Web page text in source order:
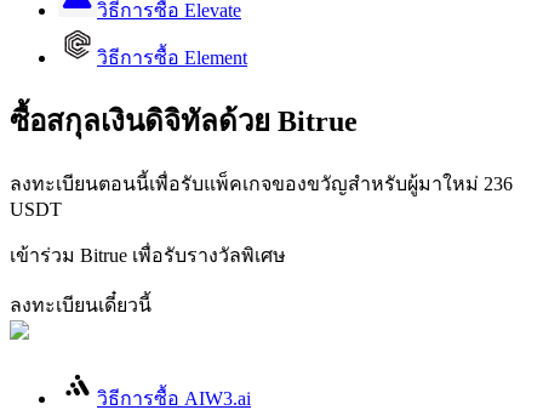
คู่มือเริ่มต้นฟิวเจอร์ส
กลยุทธ์การซื้อขาย
วิธีการซื้อ Elevate
วิธีการซื้อ Element
ซื้อสกุลเงินดิจิทัลด้วย Bitrue
ลงทะเบียนตอนนี้เพื่อรับแพ็คเกจของขวัญสำหรับผู้มาใหม่ 236
USDT
เข้าร่วม Bitrue เพื่อรับรางวัลพิเศษ
ลงทะเบียนเดี๋ยวนี้
วิธีการซื้อ AIW3.ai